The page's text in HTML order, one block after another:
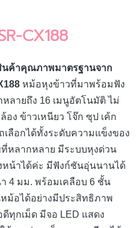
CX188
นค้าคุณภาพมาตรฐานจาก
หม้อหุงข้าวที่มาพร้อมฟัง
ลายถึง 16 เมนูอัตโนมัติ ไม่
อง ข้าวเหนียว โจ๊ก ซุป เค้ก
ลือกได้ทั้งระดับความแข็งของ
หลากหลาย มีระบบหุงด่วน
หน้าได้ค่ะ มีฟังก์ชันอุ่นนานได้
4 มม. พร้อมเคลือบ 6 ชั้น
ม้อได้อย่างมีประสิทธิภาพ
ทุกเม็ด มีจอ LED แสดง